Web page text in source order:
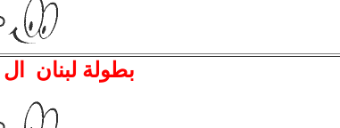
بطولة لبنان ال 65 للعام 2025